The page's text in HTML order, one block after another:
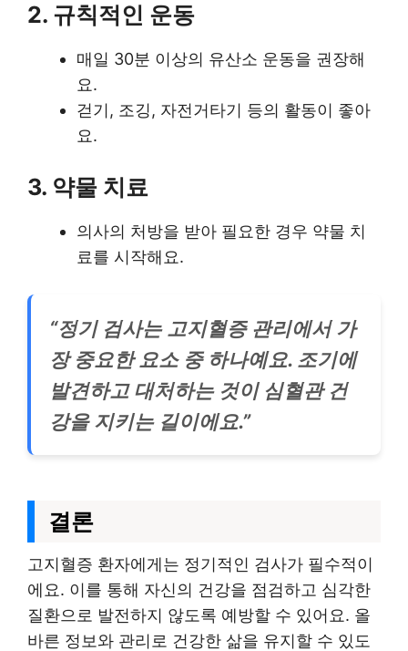
2. 규칙적인 운동
매일 30분 이상의 유산소 운동을 권장해
요.
걷기, 조깅, 자전거타기 등의 활동이 좋아
요.
3. 약물 치료
의사의 처방을 받아 필요한 경우 약물 치
료를 시작해요.
“정기 검사는 고지혈증 관리에서 가
장 중요한 요소 중 하나예요. 조기에
발견하고 대처하는 것이 심혈관 건
강을 지키는 길이에요.”
결론
고지혈증 환자에게는 정기적인 검사가 필수적이
에요. 이를 통해 자신의 건강을 점검하고 심각한
질환으로 발전하지 않도록 예방할 수 있어요. 올
바른 정보와 관리로 건강한 삶을 유지할 수 있도